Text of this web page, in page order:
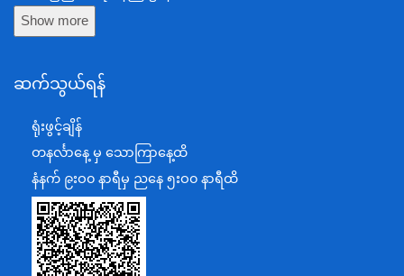
ကာကွယ်ရေးဝန်ကြီးဌာန
စီမံကိန်း၊ဘဏ္ဍာရေးနှင့်စက်မှုဝန်ကြီးဌာန
ရင်းနှီးမြှုပ်နှံမှုနှင့် နိုင်ငံခြားစီးပွားဆက်သွယ်ရေးဝန်ကြီးဌာန
အပြည်ပြည်ဆိုင်ရာပူးပေါင်းဆောင်ရွက်ရေးဝန်ကြီးဌာန
ပြန်ကြားရေးဝန်ကြီးဌာန
သာသနာရေးနှင့် ယဉ်ကျေးမှုဝန်ကြီးဌာန
စိုက်ပျိုးရေး၊မွေးမြူရေးနှင့်ဆည်မြောင်းဝန်ကြီးဌာန
ပို့ဆောင်ရေးနှင့်ဆက်သွယ်ရေးဝန်ကြီးဌာန
Show more
ဆက်သွယ်ရန်
ရုံးဖွင့်ချိန်
တနင်္လာနေ့ မှ သောကြာနေ့ထိ
နံနက် ၉းဝ၀ နာရီမှ ညနေ ၅းဝ၀ နာရီထိ